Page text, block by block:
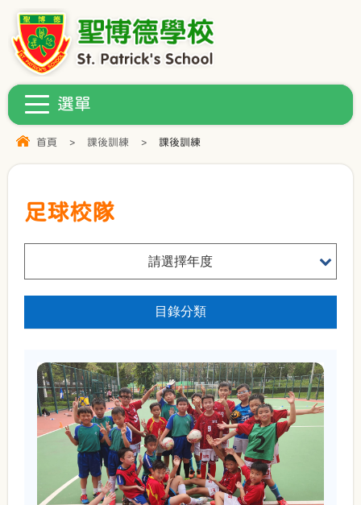
首頁 > 課後訓練 > 課後訓練
足球校隊
請選擇年度
目錄分類